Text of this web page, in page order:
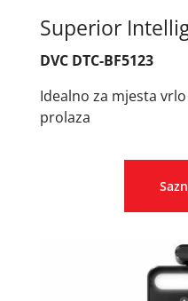
Superior
DVC DTC-BF5123
Idealno za mjesta
prolaza